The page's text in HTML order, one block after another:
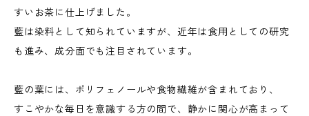
すいお茶に仕上げました。
藍は染料として知られていますが、近年は食用としての研究
も進み、成分面でも注目されています。
藍の葉には、ポリフェノールや食物繊維が含まれており、
すこやかな毎日を意識する方の間で、静かに関心が高まって